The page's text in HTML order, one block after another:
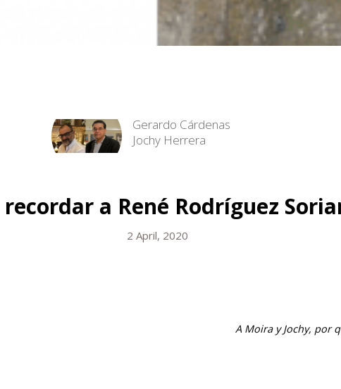
Gerardo Cárdenas
Jochy Herrera
recordar a René Rodríguez
2 April, 2020
A Moira y Jochy, por